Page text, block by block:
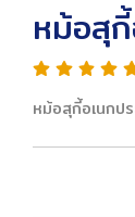
หม้อสุ
หม้อสุกี้อเนกป